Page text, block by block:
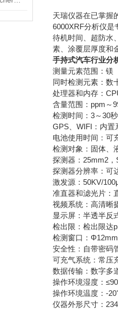
天瑞仪器在已掌握
6000XRF分析仪是
待机时间、超防水
素、涂覆层厚度和
手持式汽车行业分
测量元素范围：镁
同时检测元素：数
处理器和内存：
含量范围：ppm～
检测时间：3～30
GPS、WIFI：内
电池使用时间：可
检测对象：固体、
探测器：25mm2
探测器分辨率：可
激发源：50KV/
准直器和滤光片：
视频系统：高清晰
显示屏：半透半反
检出限：检出限达
检测窗口：Φ12mm
安全性：自带密码
可充气系统：常压
数据传输：数字多
操作环境湿度：
操作环境温度：-
仪器外形尺寸：